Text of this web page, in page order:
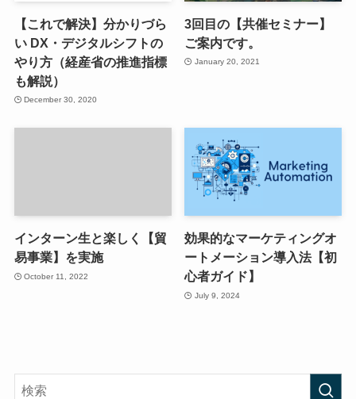
【これで解決】分かりづら
い DX・デジタルシフトの
やり方（経産省の推進指標
も解説）
December 30, 2020
3回目の【共催セミナー】
ご案内です。
January 20, 2021
インターン生と楽しく【貿
易事業】を実施
October 11, 2022
効果的なマーケティングオ
ートメーション導入法【初
心者ガイド】
July 9, 2024